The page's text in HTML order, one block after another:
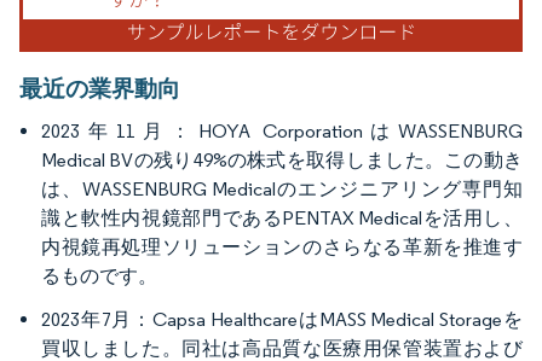
最近の業界動向
2023年11月：HOYA CorporationはWASSENBURG
Medical BVの残り49%の株式を取得しました。この動き
は、WASSENBURG Medicalのエンジニアリング専門知
識と軟性内視鏡部門であるPENTAX Medicalを活用し、
内視鏡再処理ソリューションのさらなる革新を推進す
るものです。
2023年7月：Capsa HealthcareはMASS Medical Storageを
買収しました。同社は高品質な医療用保管装置および